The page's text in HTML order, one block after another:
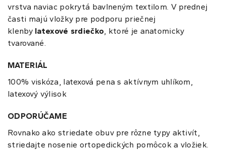
vrstva naviac pokrytá bavlneným textilom. V prednej
časti majú vložky pre podporu priečnej
klenby latexové srdiečko , ktoré je anatomicky
tvarované.
MATERIÁL
100% viskóza, latexová pena s aktívnym uhlíkom,
latexový výlisok
ODPORÚČAME
Rovnako ako striedate obuv pre rôzne typy aktivít,
striedajte nosenie ortopedických pomôcok a vložiek.